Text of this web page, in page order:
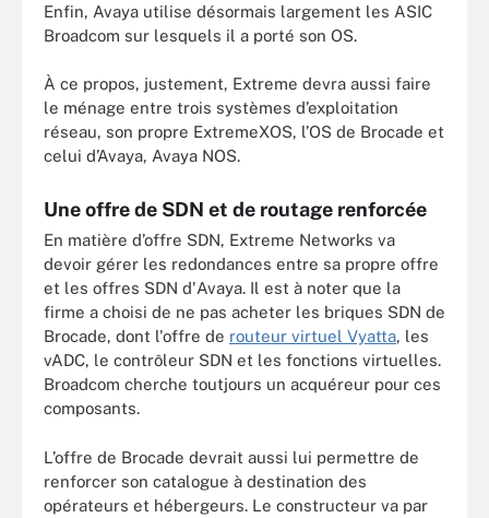
Enfin, Avaya utilise désormais largement les ASIC
Broadcom sur lesquels il a porté son OS.
À ce propos, justement, Extreme devra aussi faire
le ménage entre trois systèmes d’exploitation
réseau, son propre ExtremeXOS, l’OS de Brocade et
celui d’Avaya, Avaya NOS.
Une offre de SDN et de routage renforcée
En matière d’offre SDN, Extreme Networks va
devoir gérer les redondances entre sa propre offre
et les offres SDN d'Avaya. Il est à noter que la
firme a choisi de ne pas acheter les briques SDN de
Brocade, dont l'offre de routeur virtuel Vyatta, les
vADC, le contrôleur SDN et les fonctions virtuelles.
Broadcom cherche toutjours un acquéreur pour ces
composants.
L’offre de Brocade devrait aussi lui permettre de
renforcer son catalogue à destination des
opérateurs et hébergeurs. Le constructeur va par